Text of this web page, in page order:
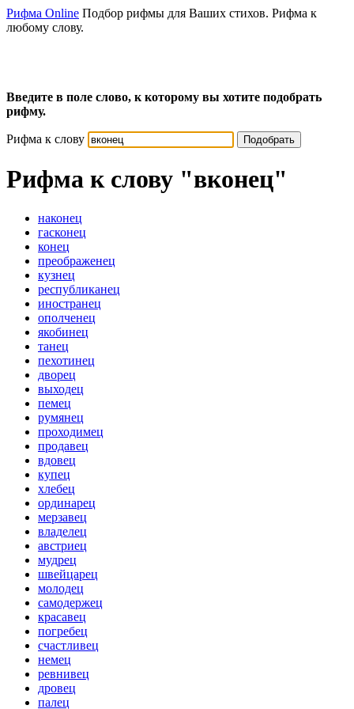
Рифма Online Подбор рифмы для Ваших стихов. Рифма к
любому слову.
Введите в поле слово, к которому вы хотите подобрать
рифму.
Рифма к слову Подобрать
Рифма к слову "вконец"
наконец
гасконец
конец
преображенец
кузнец
республиканец
иностранец
ополченец
якобинец
танец
пехотинец
дворец
выходец
пемец
румянец
проходимец
продавец
вдовец
купец
хлебец
ординарец
мерзавец
владелец
австриец
мудрец
швейцарец
молодец
самодержец
красавец
погребец
счастливец
немец
ревнивец
дровец
палец